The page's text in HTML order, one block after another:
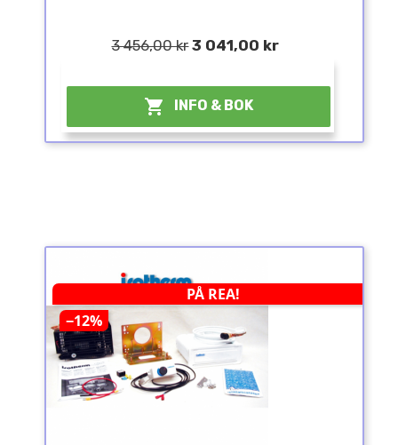
3 456,00 kr 3 041,00 kr
 INFO & BOK
PÅ REA!
−12%